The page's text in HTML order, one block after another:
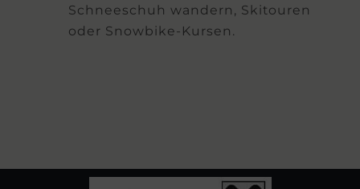
Schneeschuh wandern, Skitouren
oder Snowbike-Kursen.